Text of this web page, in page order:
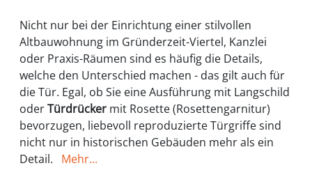
Nicht nur bei der Einrichtung einer stilvollen
Altbauwohnung im Gründerzeit-Viertel, Kanzlei
oder Praxis-Räumen sind es häufig die Details,
welche den Unterschied machen - das gilt auch für
die Tür. Egal, ob Sie eine Ausführung mit Langschild
oderTürdrücker mit Rosette (Rosettengarnitur)
bevorzugen, liebevoll reproduzierte Türgriffe sind
nicht nur in historischen Gebäuden mehr als ein
Detail.
Mehr...